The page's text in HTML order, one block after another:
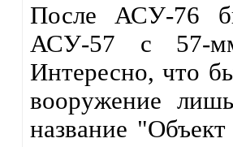
После АСУ-76
АСУ-57 с 57-
Интересно, что
вооружение
название